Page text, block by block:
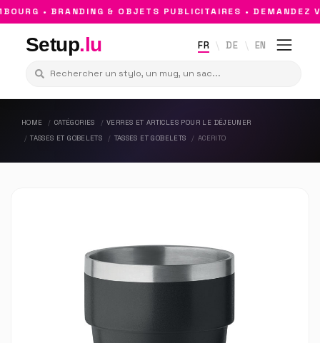
• BRANDING & OBJETS PUBLICITAIRES • DEMANDEZ
Setup.lu FR DE EN
HOME CATÉGORIES
VERRES ET ARTICLES POUR LE DÉJEUNER
TASSES ET GOBELETS
TASSES ET GOBELETS ACERITO